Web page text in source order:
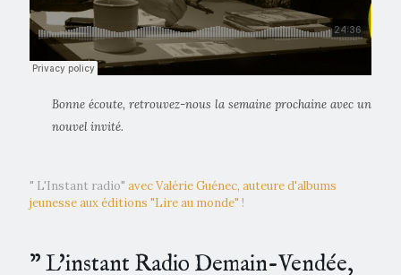
Bonne écoute, retrouvez-nous la semaine prochaine avec un
nouvel invité.
" L'Instant radio" avec Valérie Guénec, auteure d'albums
jeunesse aux éditions "Lire au monde" !
” L'instant Radio Demain-Vendée,